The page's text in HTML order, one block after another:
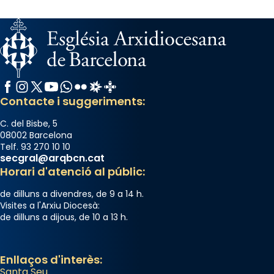
Facebook
Instagram
X / Twitter
YouTube
WhatsApp
FlickrRadio Estel
Catalunya Cristiana
Contacte i suggeriments:
C. del Bisbe, 5
08002 Barcelona
Telf. 93 270 10 10
secgral@arqbcn.cat
Horari d'atenció al públic:
de dilluns a divendres, de 9 a 14 h.
Visites a l'Arxiu Diocesà:
de dilluns a dijous, de 10 a 13 h.
Enllaços d'interès: